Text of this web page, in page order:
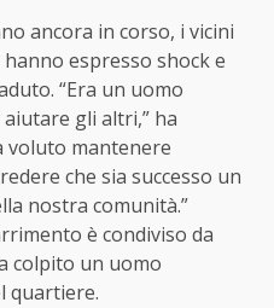
ancora in corso, i vicini
espresso shock e
“Era un uomo
gli altri,” ha
voluto mantenere
che sia successo un
nostra comunità.”
è condiviso da
colpito un uomo
quartiere.